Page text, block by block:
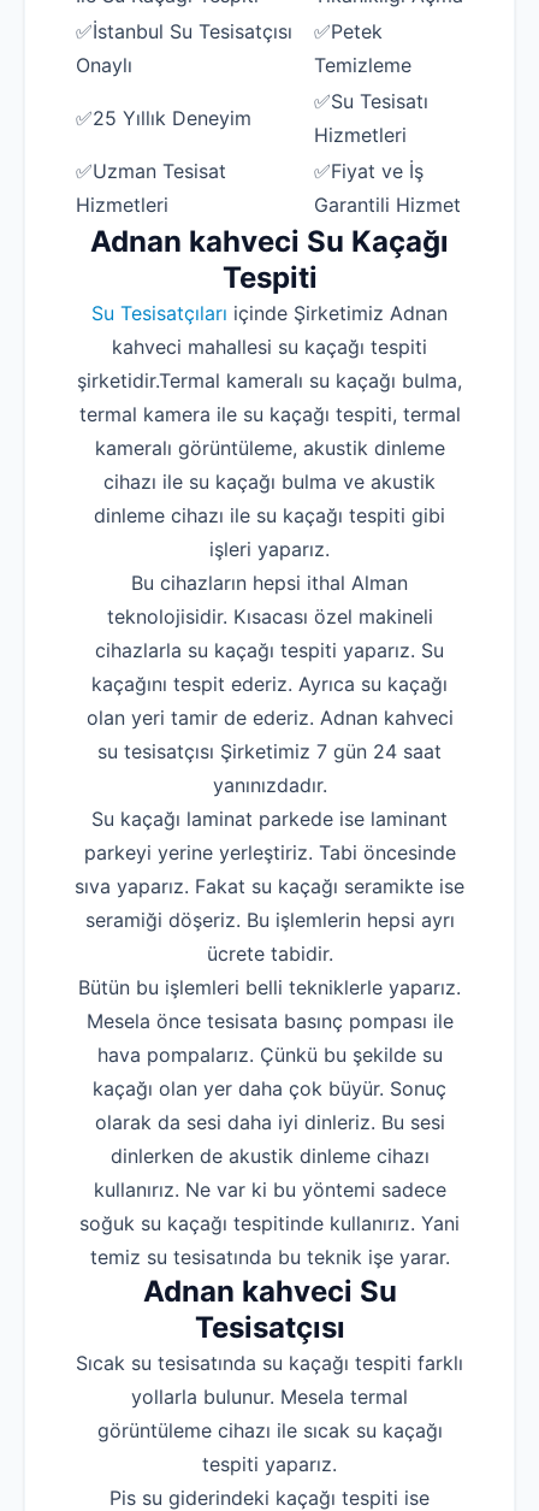
✅İstanbul Su Tesisatçısı
Onaylı
✅Petek
Temizleme
✅25 Yıllık Deneyim
✅Su Tesisatı
Hizmetleri
✅Uzman Tesisat
Hizmetleri
✅Fiyat ve İş
Garantili Hizmet
Adnan kahveci Su Kaçağı
Tespiti
Su Tesisatçıları içinde Şirketimiz Adnan
kahveci mahallesi su kaçağı tespiti
şirketidir.Termal kameralı su kaçağı bulma,
termal kamera ile su kaçağı tespiti, termal
kameralı görüntüleme, akustik dinleme
cihazı ile su kaçağı bulma ve akustik
dinleme cihazı ile su kaçağı tespiti gibi
işleri yaparız.
Bu cihazların hepsi ithal Alman
teknolojisidir. Kısacası özel makineli
cihazlarla su kaçağı tespiti yaparız. Su
kaçağını tespit ederiz. Ayrıca su kaçağı
olan yeri tamir de ederiz. Adnan kahveci
su tesisatçısı Şirketimiz 7 gün 24 saat
yanınızdadır.
Su kaçağı laminat parkede ise laminant
parkeyi yerine yerleştiriz. Tabi öncesinde
sıva yaparız. Fakat su kaçağı seramikte ise
seramiği döşeriz. Bu işlemlerin hepsi ayrı
ücrete tabidir.
Bütün bu işlemleri belli tekniklerle yaparız.
Mesela önce tesisata basınç pompası ile
hava pompalarız. Çünkü bu şekilde su
kaçağı olan yer daha çok büyür. Sonuç
olarak da sesi daha iyi dinleriz. Bu sesi
dinlerken de akustik dinleme cihazı
kullanırız. Ne var ki bu yöntemi sadece
soğuk su kaçağı tespitinde kullanırız. Yani
temiz su tesisatında bu teknik işe yarar.
Adnan kahveci Su
Tesisatçısı
Sıcak su tesisatında su kaçağı tespiti farklı
yollarla bulunur. Mesela termal
görüntüleme cihazı ile sıcak su kaçağı
tespiti yaparız.
Pis su giderindeki kaçağı tespiti ise